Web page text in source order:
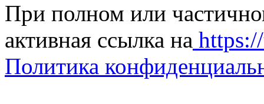
При полном или
активная ссылка на
Политика